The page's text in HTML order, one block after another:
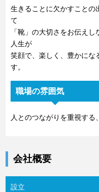
生きることに欠かすことの
て
「靴」の大切さをお伝え
人生が
笑顔で、楽しく、豊かにな
す。
職場の雰囲気
人とのつながりを重視する
会社概要
設立